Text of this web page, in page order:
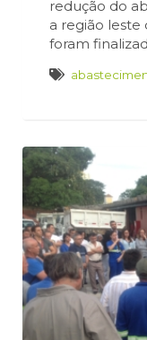
redução do
a região leste
foram